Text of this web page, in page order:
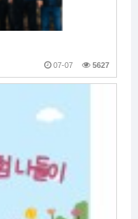
07-07 5627